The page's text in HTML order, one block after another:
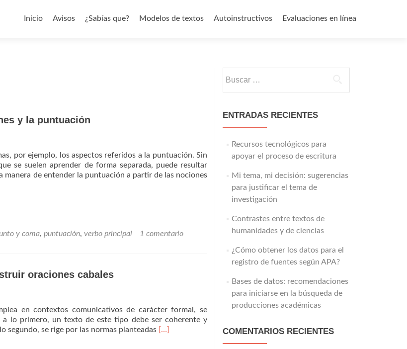
Inicio
Avisos ¿Sabías que? Modelos de textos Autoinstructivos Evaluaciones en línea
y la puntuación
por ejemplo, los aspectos referidos a la puntuación. Sin
se suelen aprender de forma separada, puede resultar
manera de entender la puntuación a partir de las nociones
y coma, puntuación, verbo principal 1 comentario
oraciones cabales
en contextos comunicativos de carácter formal, se
lo primero, un texto de este tipo debe ser coherente y
segundo, se rige por las normas planteadas Read
[…]
ENTRADAS RECIENTES
Recursos tecnológicos para
apoyar el proceso de escritura
Mi tema, mi decisión: sugerencias
para justificar el tema de
investigación
Contrastes entre textos de
humanidades y de ciencias
¿Cómo obtener los datos para el
registro de fuentes según APA?
Bases de datos: recomendaciones
para iniciarse en la búsqueda de
producciones académicas
COMENTARIOS RECIENTES